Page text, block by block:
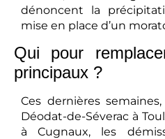
dénoncent la
mise en place d’un
Qui pour
principaux ?
Ces dernières
Déodat-de-Séverac à
à Cugnaux, les